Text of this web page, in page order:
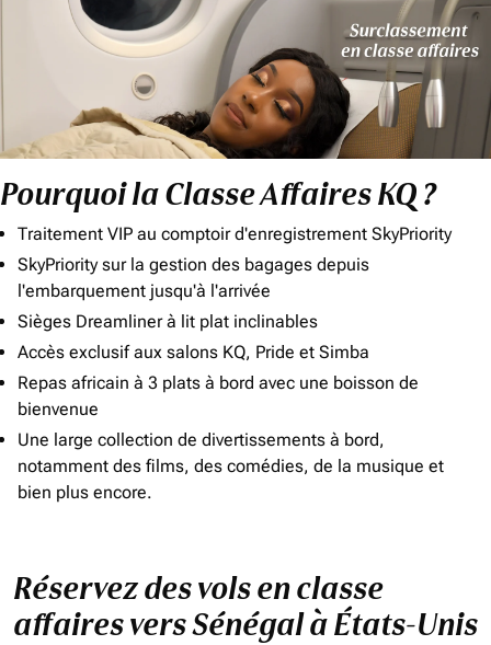
Pourquoi la Classe Affaires KQ ?
Traitement VIP au comptoir d'enregistrement SkyPriority
SkyPriority sur la gestion des bagages depuis
l'embarquement jusqu'à l'arrivée
Sièges Dreamliner à lit plat inclinables
Accès exclusif aux salons KQ, Pride et Simba
Repas africain à 3 plats à bord avec une boisson de
bienvenue
Une large collection de divertissements à bord,
notamment des films, des comédies, de la musique et
bien plus encore.
Réservez des vols en classe
affaires vers Sénégal à États-Unis